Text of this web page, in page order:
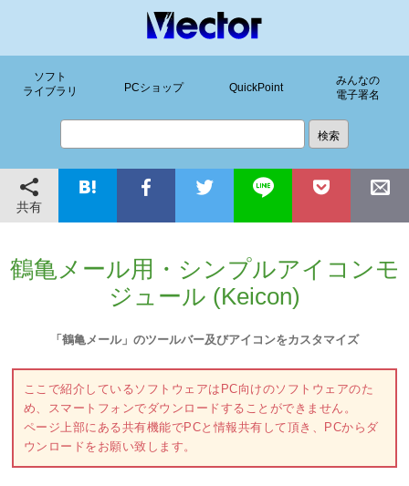
ソフト
ライブラリ
PCショップ QuickPoint
みんなの
電子署名
共有
鶴亀メール用・シンプルアイコンモ
ジュール (Keicon)
「鶴亀メール」のツールバー及びアイコンをカスタマイズ
ここで紹介しているソフトウェアはPC向けのソフトウェアのた
め、スマートフォンでダウンロードすることができません。
ページ上部にある共有機能でPCと情報共有して頂き、PCからダ
ウンロードをお願い致します。